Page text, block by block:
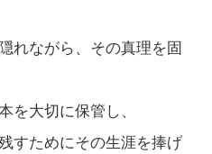
れながら、その真理を固
を大切に保管し、
すためにその生涯を捧げ